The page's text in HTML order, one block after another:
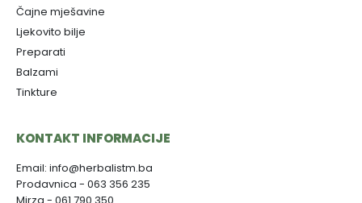
Čajne mješavine
Ljekovito bilje
Preparati
Balzami
Tinkture
KONTAKT INFORMACIJE
Email: info@herbalistm.ba
Prodavnica - 063 356 235